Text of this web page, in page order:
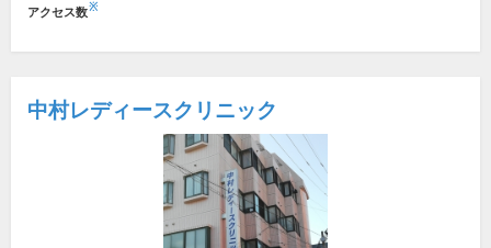
アクセス数※
中村レディースクリニック